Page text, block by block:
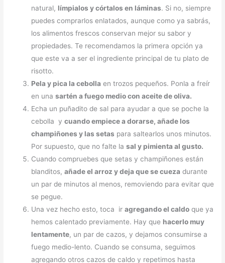
natural, límpialos y córtalos en láminas. Si no, siempre
puedes comprarlos enlatados, aunque como ya sabrás,
los alimentos frescos conservan mejor su sabor y
propiedades. Te recomendamos la primera opción ya
que este va a ser el ingrediente principal de tu plato de
risotto.
Pela y pica la cebolla en trozos pequeños. Ponla a freír
en unasartén a fuego medio con aceite de oliva.
Echa un puñadito de sal para ayudar a que se poche la
cebolla ycuando empiece a dorarse, añade los
champiñones y las setas para saltearlos unos minutos.
Por supuesto, que no falte lasal y pimienta al gusto.
Cuando compruebes que setas y champiñones están
blanditos,añade el arroz y deja que se cueza durante
un par de minutos al menos, removiendo para evitar que
se pegue.
Una vez hecho esto, toca iragregando el caldo que ya
hemos calentado previamente. Hay que hacerlo muy
lentamente, un par de cazos, y dejamos consumirse a
fuego medio-lento. Cuando se consuma, seguimos
agregando otros cazos de caldo y repetimos hasta